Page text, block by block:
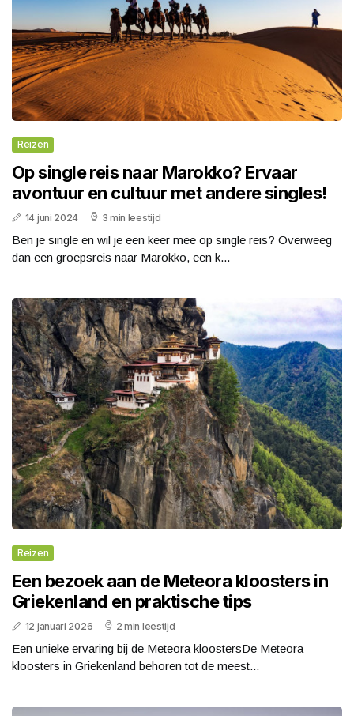
Reizen
Op single reis naar Marokko? Ervaar
avontuur en cultuur met andere singles!
14 juni 2024 3 min leestijd
Ben je single en wil je een keer mee op single reis? Overweeg
dan een groepsreis naar Marokko, een k...
Reizen
Een bezoek aan de Meteora kloosters in
Griekenland en praktische tips
12 januari 2026 2 min leestijd
Een unieke ervaring bij de Meteora kloostersDe Meteora
kloosters in Griekenland behoren tot de meest...